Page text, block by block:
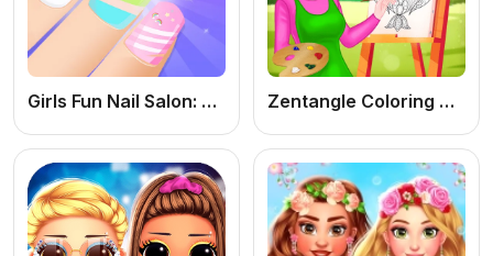
Girls Fun Nail Salon: Jogo de Manicure Online Grátis com Nail Art e Makeover Fashion Zentangle Coloring Book